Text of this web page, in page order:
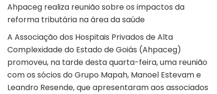
Ahpaceg realiza reunião sobre os impactos da
reforma tributária na área da saúde
A Associação dos Hospitais Privados de Alta
Complexidade do Estado de Goiás (Ahpaceg)
promoveu, na tarde desta quarta-feira, uma reunião
com os sócios do Grupo Mapah, Manoel Estevam e
Leandro Resende, que apresentaram aos associados